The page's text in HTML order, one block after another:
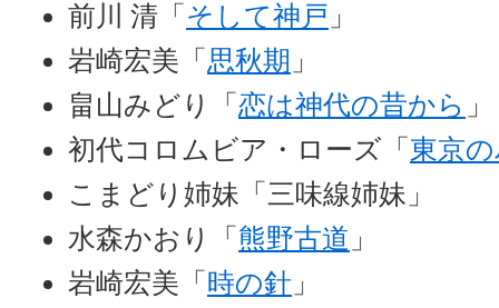
前川 清「 そして神戸 」
岩崎宏美「 思秋期 」
畠山みどり「 恋は神代の昔から 」
初代コロムビア・ローズ「 東京
こまどり姉妹「三味線姉妹」
水森かおり「 熊野古道 」
岩崎宏美「 時の針 」